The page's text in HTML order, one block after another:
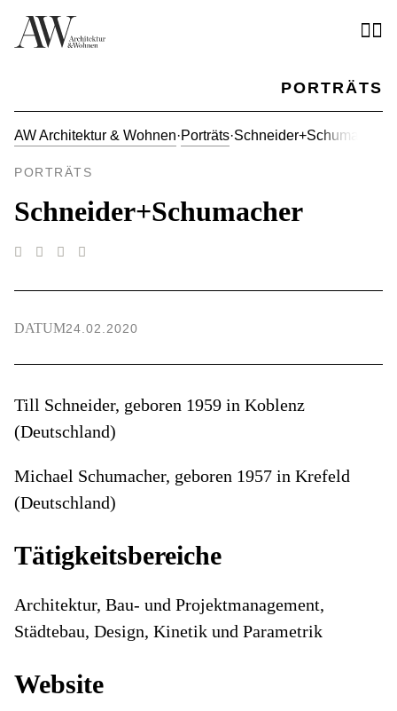
PORTRÄTS
AW Architektur & Wohnen·Porträts·Schneider+Schumacher
PORTRÄTS
Schneider+Schumacher
DATUM24.02.2020
Till Schneider, geboren 1959 in Koblenz
(Deutschland)
Michael Schumacher, geboren 1957 in Krefeld
(Deutschland)
Tätigkeitsbereiche
Architektur, Bau- und Projektmanagement,
Städtebau, Design, Kinetik und Parametrik
Website